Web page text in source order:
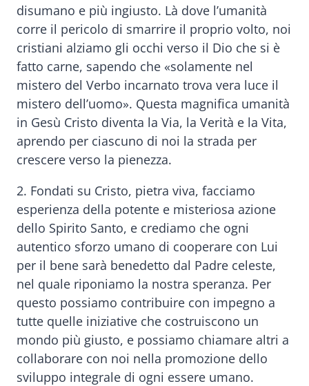
disumano e più ingiusto. Là dove l’umanità
corre il pericolo di smarrire il proprio volto, noi
cristiani alziamo gli occhi verso il Dio che si è
fatto carne, sapendo che «solamente nel
mistero del Verbo incarnato trova vera luce il
mistero dell’uomo». Questa magnifica umanità
in Gesù Cristo diventa la Via, la Verità e la Vita,
aprendo per ciascuno di noi la strada per
crescere verso la pienezza.
2. Fondati su Cristo, pietra viva, facciamo
esperienza della potente e misteriosa azione
dello Spirito Santo, e crediamo che ogni
autentico sforzo umano di cooperare con Lui
per il bene sarà benedetto dal Padre celeste,
nel quale riponiamo la nostra speranza. Per
questo possiamo contribuire con impegno a
tutte quelle iniziative che costruiscono un
mondo più giusto, e possiamo chiamare altri a
collaborare con noi nella promozione dello
sviluppo integrale di ogni essere umano.